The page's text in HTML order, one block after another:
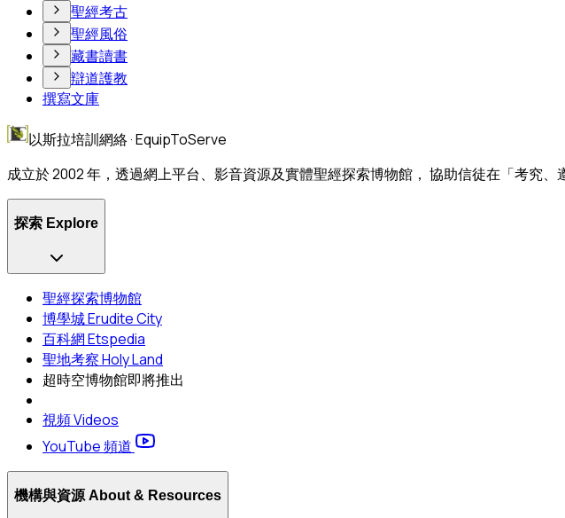
聖經考古
聖經風俗
藏書讀書
辯道護教
撰寫文庫
以斯拉培訓網絡 · EquipToServe
成立於 2002 年，透過網上平台、影音資源及實體聖經探索博物館， 協助信徒在「考究、
探索 Explore
聖經探索博物館
博學城 Erudite City
百科網 Etspedia
聖地考察 Holy Land
超時空博物館即將推出
視頻 Videos
YouTube 頻道
機構與資源 About & Resources